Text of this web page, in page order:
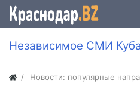
Независимое СМИ
Новости: популярные